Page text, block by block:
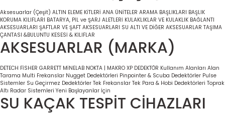
Aksesuarlar (Çeşit) ALTIN ELEME KİTLERİ ANA ÜNİTELER ARAMA BAŞLIKLARI BAŞLIK
KORUMA KILIFLARI BATARYA, PİL ve ŞARJ ALETLERİ KULAKLIKLAR VE KULAKLIK BAĞLANTI
AKSESUARLARI ŞAFTLAR VE ŞAFT AKSESUARLARI SU ALTI VE DİĞER AKSESUARLAR TAŞIMA
ÇANTASI &BULUNTU KESESİ & KILIFLAR
AKSESUARLAR (MARKA)
DETECH FİSHER GARRETT MİNELAB NOKTA | MAKRO XP DEDEKTÖR Kullanım Alanları Alan
Tarama Multi Frekanslar Nugget Dedektörleri Pinpointer & Scuba Dedektörler Pulse
Sistemler Su Geçirmez Dedektörler Tek Frekanslar Tek Para & Hobi Dedektörleri Toprak
Altı Radar Sistemleri Yeni Başlayanlar İçin
SU KAÇAK TESPİT CİHAZLARI